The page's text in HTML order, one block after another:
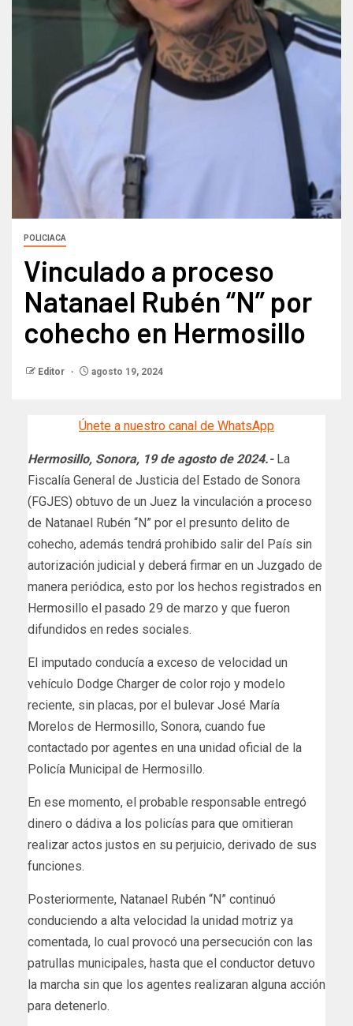
POLICIACA
Vinculado a proceso
Natanael Rubén “N” por
cohecho en Hermosillo
Editor agosto 19, 2024
Únete a nuestro canal de WhatsApp
Hermosillo, Sonora, 19 de agosto de 2024.-La
Fiscalía General de Justicia del Estado de Sonora
(FGJES) obtuvo de un Juez la vinculación a proceso
de Natanael Rubén “N” por el presunto delito de
cohecho, además tendrá prohibido salir del País sin
autorización judicial y deberá firmar en un Juzgado de
manera periódica, esto por los hechos registrados en
Hermosillo el pasado 29 de marzo y que fueron
difundidos en redes sociales.
El imputado conducía a exceso de velocidad un
vehículo Dodge Charger de color rojo y modelo
reciente, sin placas, por el bulevar José María
Morelos de Hermosillo, Sonora, cuando fue
contactado por agentes en una unidad oficial de la
Policía Municipal de Hermosillo.
En ese momento, el probable responsable entregó
dinero o dádiva a los policías para que omitieran
realizar actos justos en su perjuicio, derivado de sus
funciones.
Posteriormente, Natanael Rubén “N” continuó
conduciendo a alta velocidad la unidad motriz ya
comentada, lo cual provocó una persecución con las
patrullas municipales, hasta que el conductor detuvo
la marcha sin que los agentes realizaran alguna acción
para detenerlo.